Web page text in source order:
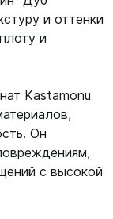
и оттенки
и
Kastamonu
Он
с высокой